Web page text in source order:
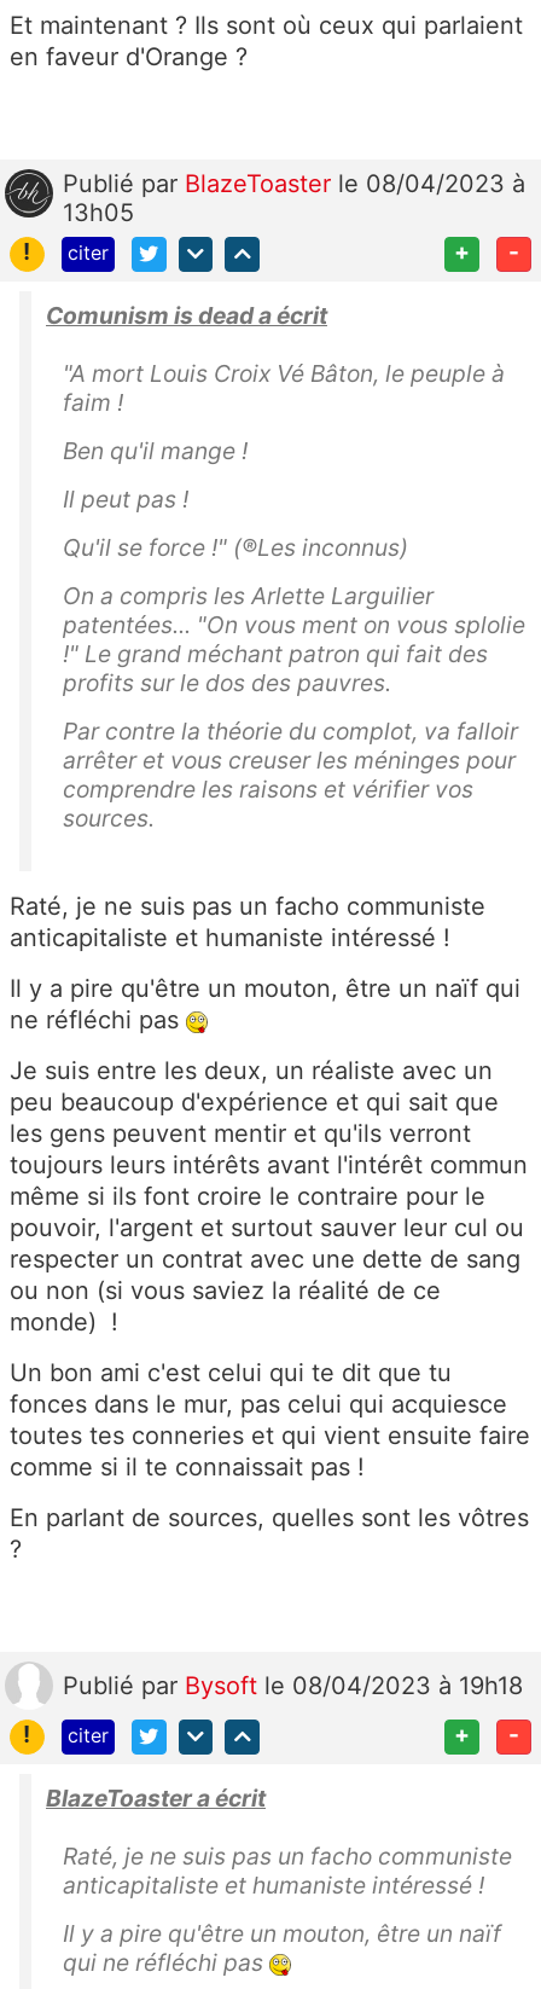
Et maintenant ? Ils sont où ceux qui parlaient
en faveur d'Orange ?
Publié par BlazeToaster le 08/04/2023 à
13h05
!
citer + -
Comunism is dead a écrit
"A mort Louis Croix Vé Bâton, le peuple à
faim !
Ben qu'il mange !
Il peut pas !
Qu'il se force !" (®Les inconnus)
On a compris les Arlette Larguilier
patentées... "On vous ment on vous splolie
!" Le grand méchant patron qui fait des
profits sur le dos des pauvres.
Par contre la théorie du complot, va falloir
arrêter et vous creuser les méninges pour
comprendre les raisons et vérifier vos
sources.
Raté, je ne suis pas un facho communiste
anticapitaliste et humaniste intéressé !
Il y a pire qu'être un mouton, être un naïf qui
ne réfléchi pas
Je suis entre les deux, un réaliste avec un
peu beaucoup d'expérience et qui sait que
les gens peuvent mentir et qu'ils verront
toujours leurs intérêts avant l'intérêt commun
même si ils font croire le contraire pour le
pouvoir, l'argent et surtout sauver leur cul ou
respecter un contrat avec une dette de sang
ou non (si vous saviez la réalité de ce
monde) !
Un bon ami c'est celui qui te dit que tu
fonces dans le mur, pas celui qui acquiesce
toutes tes conneries et qui vient ensuite faire
comme si il te connaissait pas !
En parlant de sources, quelles sont les vôtres
?
Publié par Bysoft le 08/04/2023 à 19h18
!
citer + -
BlazeToaster a écrit
Raté, je ne suis pas un facho communiste
anticapitaliste et humaniste intéressé !
Il y a pire qu'être un mouton, être un naïf
qui ne réfléchi pas